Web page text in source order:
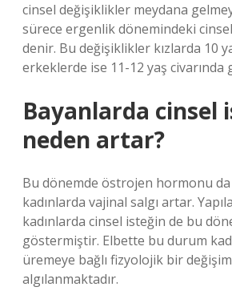
cinsel değişiklikler meydana
sürece ergenlik dönemindeki
denir. Bu değişiklikler kızlarda 10
erkeklerde ise 11-12 yaş civarında
Bayanlarda cinsel
neden artar?
Bu dönemde östrojen hormonu
kadınlarda vajinal salgı artar.
kadınlarda cinsel isteğin de bu
göstermiştir. Elbette bu durum
üremeye bağlı fizyolojik bir
algılanmaktadır.